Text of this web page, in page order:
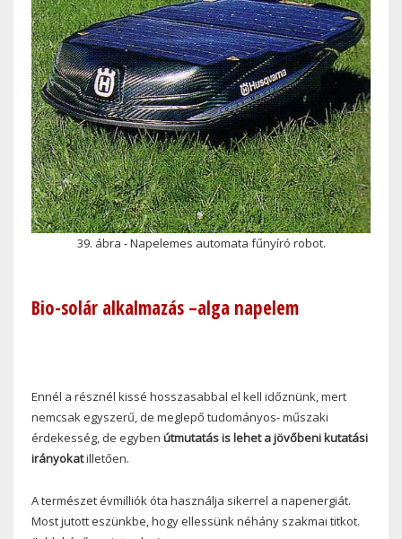
39. ábra - Napelemes automata fűnyíró robot.
Bio-solár alkalmazás –alga napelem
Ennél a résznél kissé hosszasabbal el kell időznünk, mert
nemcsak egyszerű, de meglepő tudományos- műszaki
érdekesség, de egyben útmutatás is lehet a jövőbeni kutatási
irányokatilletően.
A természet évmilliók óta használja sikerrel a napenergiát.
Most jutott eszünkbe, hogy ellessünk néhány szakmai titkot.